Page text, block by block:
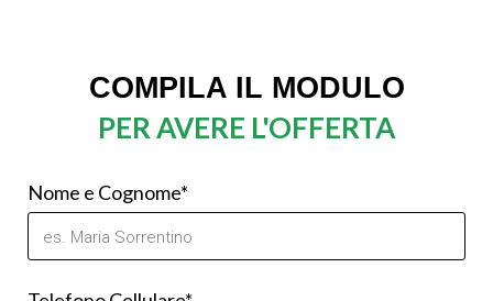
COMPILA IL MODULO
PER AVERE L'OFFERTA
Nome e Cognome*